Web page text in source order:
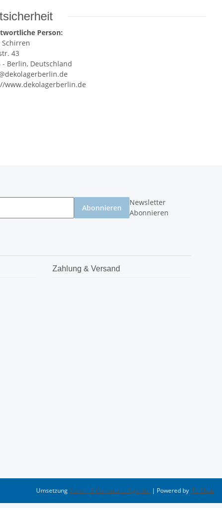
Person:
Schirren
43
- Berlin, Deutschland
www.dekolagerberlin.de
Abonnieren
Newsletter
Abonnieren
Zahlung & Versand
UmsetzungVlarom E-Commerce Agentur | Powered by JTL-Shop